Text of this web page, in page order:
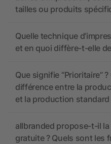
tailles ou produits
Quelle technique
et en quoi diffère-t-elle
Que signifie “Prioritaire”
différence entre la
et la production standard
allbranded propose-t-il
gratuite ? Quels sont les